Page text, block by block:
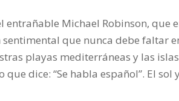
Michael Robinson, que
que nunca debe faltar
playas mediterráneas y las
dice: “Se habla español”. El sol